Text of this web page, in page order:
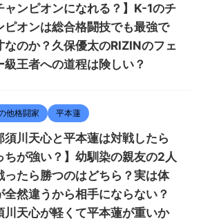
ャンピオンになれる？】K-1のチ
ピオンは総合格闘技でも最強で
なのか？久保優太のRIZINのフェ
級王者への道程は険しい？
他格闘家 平本蓮
須川天心と平本蓮は対戦したら
ちが強い？】幼馴染の親友の2人
ったら勝つのはどちら？実は体
全然違うから相手にならない？
川天心が軽くて平本蓮が重いか